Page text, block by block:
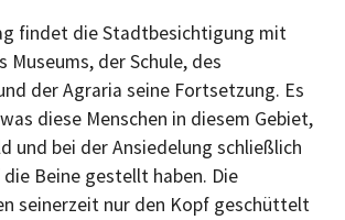
findet die Stadtbesichtigung mit
Museums, der Schule, des
der Agraria seine Fortsetzung. Es
diese Menschen in diesem Gebiet,
und bei der Ansiedelung schließlich
Beine gestellt haben. Die
seinerzeit nur den Kopf geschüttelt